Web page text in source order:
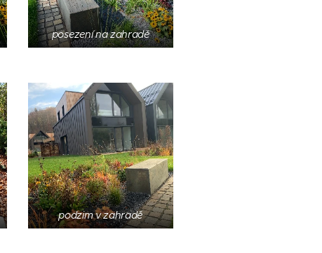
posezení na zahradě
podzim v zahradě